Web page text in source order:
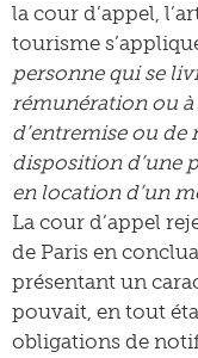
la cour d’appel,
tourisme
personne qui se
rémunération ou
d’entremise ou de
disposition d’une
en location d’un
La cour d’appel
de Paris en
présentant un
pouvait, en tout
obligations de